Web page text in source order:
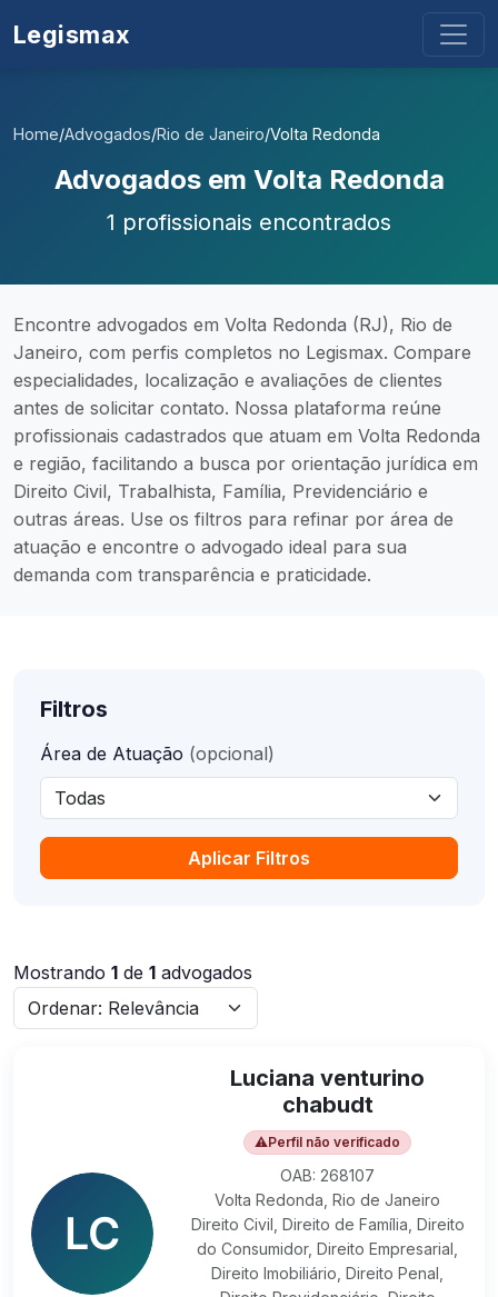
Legismax
Home/Advogados/Rio de Janeiro/Volta Redonda
Advogados em Volta Redonda
1 profissionais encontrados
Encontre advogados em Volta Redonda (RJ), Rio de
Janeiro, com perfis completos no Legismax. Compare
especialidades, localização e avaliações de clientes
antes de solicitar contato. Nossa plataforma reúne
profissionais cadastrados que atuam em Volta Redonda
e região, facilitando a busca por orientação jurídica em
Direito Civil, Trabalhista, Família, Previdenciário e
outras áreas. Use os filtros para refinar por área de
atuação e encontre o advogado ideal para sua
demanda com transparência e praticidade.
Filtros
Área de Atuação (opcional)
Aplicar Filtros
Mostrando 1 de 1 advogados
Luciana venturino
chabudt
⚠Perfil não verificado
OAB: 268107
Volta Redonda, Rio de Janeiro
Direito Civil, Direito de Família, Direito
do Consumidor, Direito Empresarial,
Direito Imobiliário, Direito Penal,